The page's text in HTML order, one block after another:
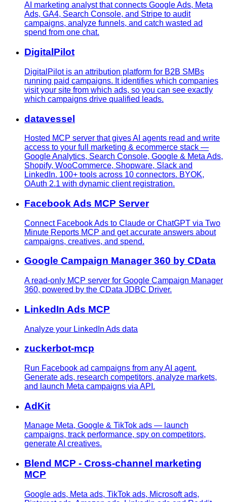
AI marketing analyst that connects Google Ads, Meta
Ads, GA4, Search Console, and Stripe to audit
campaigns, analyze funnels, and catch wasted ad
spend from one chat.
DigitalPilot
DigitalPilot is an attribution platform for B2B SMBs
running paid campaigns. It identifies which companies
visit your site from which ads, so you can see exactly
which campaigns drive qualified leads.
datavessel
Hosted MCP server that gives AI agents read and write
access to your full marketing & ecommerce stack —
Google Analytics, Search Console, Google & Meta Ads,
Shopify, WooCommerce, Shopware, Slack and
LinkedIn. 100+ tools across 10 connectors. BYOK,
OAuth 2.1 with dynamic client registration.
Facebook Ads MCP Server
Connect Facebook Ads to Claude or ChatGPT via Two
Minute Reports MCP and get accurate answers about
campaigns, creatives, and spend.
Google Campaign Manager 360 by CData
A read-only MCP server for Google Campaign Manager
360, powered by the CData JDBC Driver.
LinkedIn Ads MCP
Analyze your LinkedIn Ads data
zuckerbot-mcp
Run Facebook ad campaigns from any AI agent.
Generate ads, research competitors, analyze markets,
and launch Meta campaigns via API.
AdKit
Manage Meta, Google & TikTok ads — launch
campaigns, track performance, spy on competitors,
generate AI creatives.
Blend MCP - Cross-channel marketing
MCP
Google ads, Meta ads, TikTok ads, Microsoft ads,